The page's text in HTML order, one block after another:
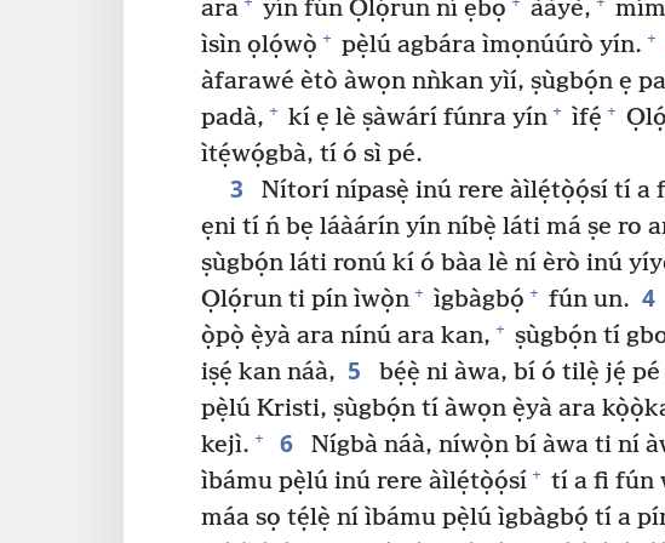
ara
yín fún Ọlọ́run ní ẹbọ ààyè,
ìsìn ọlọ́wọ̀ + pẹ̀lú agbára ìmọnúúrò yín. +
àfarawé ètò àwọn nǹkan yìí, ṣùgbọ́n ẹ
padà, + kí ẹ lè ṣàwárí fúnra yín + ìfẹ́ +
ìtẹ́wọ́gbà, tí ó sì pé.
3
Nítorí nípasẹ̀ inú rere àìlẹ́tọ̀ọ́sí tí a
ẹni tí ń bẹ láàárín yín níbẹ̀ láti má ṣe ro
ṣùgbọ́n láti ronú kí ó bàa lè ní èrò inú
Ọlọ́run ti pín ìwọ̀n + ìgbàgbọ́ + fún un. 4
ọ̀pọ̀ ẹ̀yà ara nínú ara kan, + ṣùgbọ́n tí
iṣẹ́ kan náà, 5 bẹ́ẹ̀ ni àwa, bí ó tilẹ̀ jẹ́
pẹ̀lú Kristi, ṣùgbọ́n tí àwọn ẹ̀yà ara
kejì. + 6 Nígbà náà, níwọ̀n bí àwa ti ní
ìbámu pẹ̀lú inú rere àìlẹ́tọ̀ọ́sí + tí a fi fún
máa sọ tẹ́lẹ̀ ní ìbámu pẹ̀lú ìgbàgbọ́ tí a